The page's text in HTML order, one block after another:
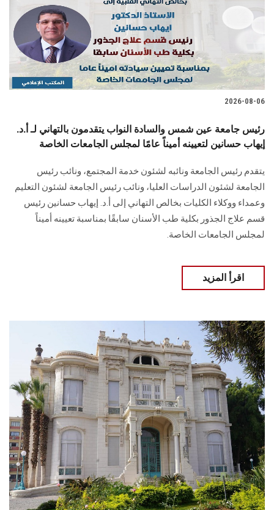
الطلاب
هيئة التدريس
الدراسات العليا
الموظفون
الزائـرون
سجل الان
2026-08-06
رئيس جامعة عين شمس والسادة النواب يتقدمون بالتهاني لـ أ.د.
إيهاب حسانين لتعيينه أميناً عامًا لمجلس الجامعات الخاصة
يتقدم رئيس الجامعة ونائبه لشئون خدمة المجتمع، ونائب رئيس
الجامعة لشئون الدراسات العليا، ونائب رئيس الجامعة لشئون التعليم
وعمداء ووكلاء الكليات بخالص التهاني إلى أ.د. إيهاب حسانين رئيس
قسم علاج الجذور بكلية طب الأسنان سابقًا بمناسبة تعيينه أميناً
لمجلس الجامعات الخاصة.
اقرأ المزيد